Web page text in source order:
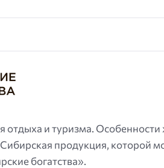
отдыха и туризма.
продукция, которой
богатства».